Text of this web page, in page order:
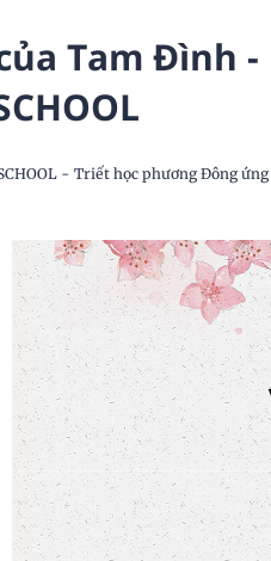
Tam Đình
- Triết học phương Đông